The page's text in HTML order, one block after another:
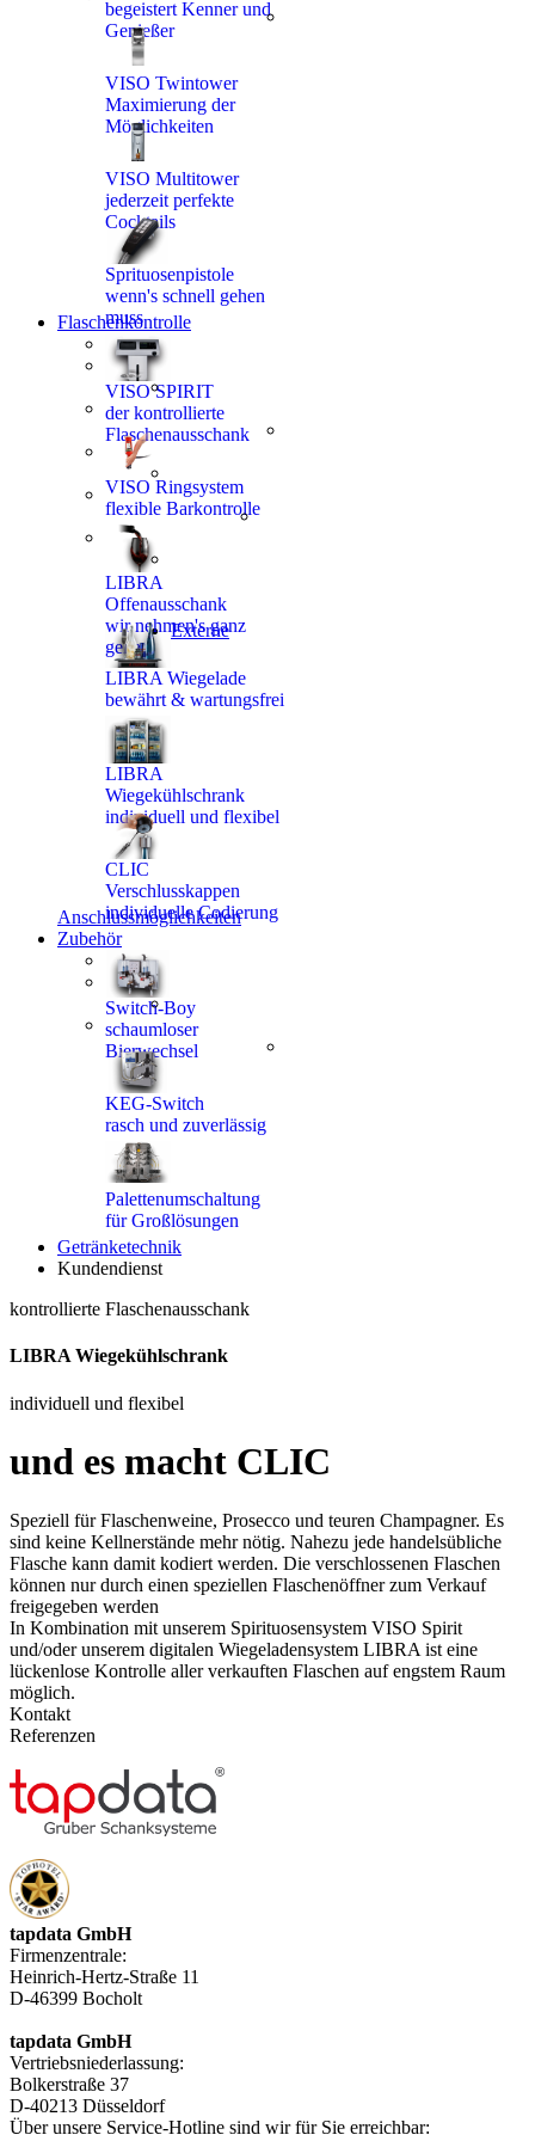
begeistert Kenner und
Genießer
VISO Twintower
Maximierung der
Möglichkeiten
VISO Multitower
jederzeit perfekte
Cocktails
Sprituosenpistole
wenn's schnell gehen
muss
Flaschenkontrolle
VISO SPIRIT
der kontrollierte
Flaschenausschank
VISO Ringsystem
flexible Barkontrolle
LIBRA
Offenausschank
wir nehmen's ganz
genau
LIBRA Wiegelade
bewährt & wartungsfrei
LIBRA
Wiegekühlschrank
individuell und flexibel
CLIC
Verschlusskappen
individuelle Codierung
Externe
Anschlussmöglichkeiten
Zubehör
Switch-Boy
schaumloser
Bierwechsel
KEG-Switch
rasch und zuverlässig
Palettenumschaltung
für Großlösungen
Getränketechnik
Kundendienst
kontrollierte Flaschenausschank
LIBRA Wiegekühlschrank
individuell und flexibel
und es macht CLIC
Speziell für Flaschenweine, Prosecco und teuren Champagner. Es
sind keine Kellnerstände mehr nötig. Nahezu jede handelsübliche
Flasche kann damit kodiert werden. Die verschlossenen Flaschen
können nur durch einen speziellen Flaschenöffner zum Verkauf
freigegeben werden
In Kombination mit unserem Spirituosensystem VISO Spirit
und/oder unserem digitalen Wiegeladensystem LIBRA ist eine
lückenlose Kontrolle aller verkauften Flaschen auf engstem Raum
möglich.
Kontakt
Referenzen
tapdata GmbH
Firmenzentrale:
Heinrich-Hertz-Straße 11
D-46399 Bocholt
tapdata GmbH
Vertriebsniederlassung:
Bolkerstraße 37
D-40213 Düsseldorf
Über unsere Service-Hotline sind wir für Sie erreichbar: